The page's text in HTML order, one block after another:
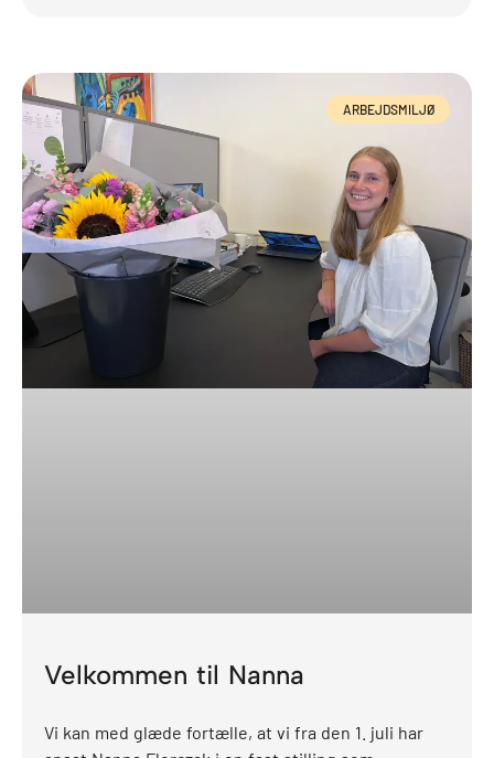
ARBEJDSMILJØ
Velkommen til Nanna
Vi kan med glæde fortælle, at vi fra den 1. juli har